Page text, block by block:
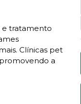
e tratamento
Clínicas pet
a